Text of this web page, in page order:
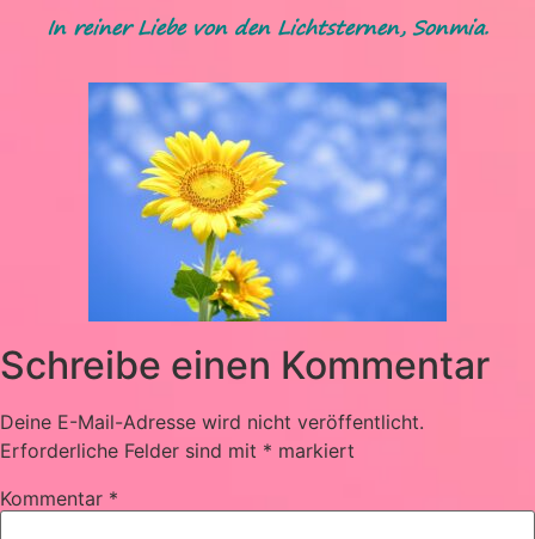
In reiner Liebe von den Lichtsternen, Sonmia.
Schreibe einen Kommentar
Deine E-Mail-Adresse wird nicht veröffentlicht.
Erforderliche Felder sind mit * markiert
Kommentar *